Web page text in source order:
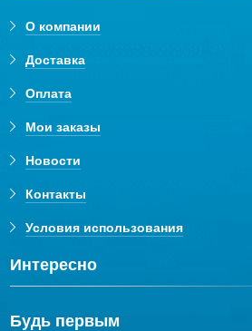
О компании
Доставка
Оплата
Мои заказы
Новости
Контакты
Условия использования
Интересно
Будь первым